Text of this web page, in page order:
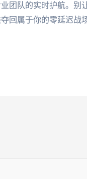
团队的实时护航。别
回属于你的零延迟战